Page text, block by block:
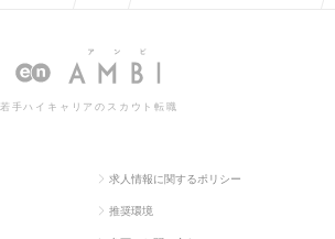
調達
若手ハイキャリアのスカウト転職
求人情報に関するポリシー
推奨環境